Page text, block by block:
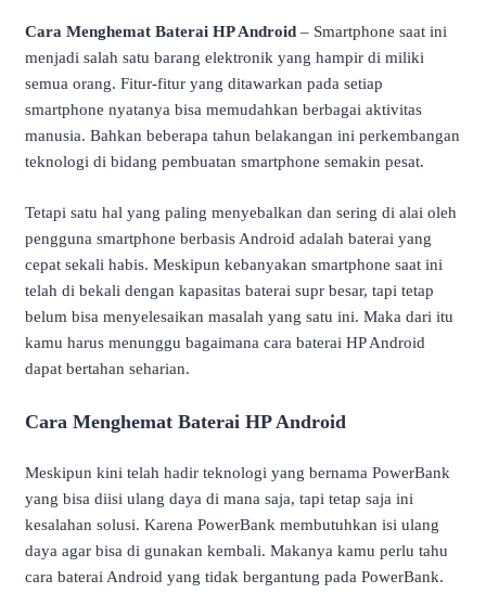
Cara Menghemat Baterai HP Android – Smartphone saat ini
menjadi salah satu barang elektronik yang hampir di miliki
semua orang. Fitur-fitur yang ditawarkan pada setiap
smartphone nyatanya bisa memudahkan berbagai aktivitas
manusia. Bahkan beberapa tahun belakangan ini perkembangan
teknologi di bidang pembuatan smartphone semakin pesat.
Tetapi satu hal yang paling menyebalkan dan sering di alai oleh
pengguna smartphone berbasis Android adalah baterai yang
cepat sekali habis. Meskipun kebanyakan smartphone saat ini
telah di bekali dengan kapasitas baterai supr besar, tapi tetap
belum bisa menyelesaikan masalah yang satu ini. Maka dari itu
kamu harus menunggu bagaimana cara baterai HP Android
dapat bertahan seharian.
Cara Menghemat Baterai HP Android
Meskipun kini telah hadir teknologi yang bernama PowerBank
yang bisa diisi ulang daya di mana saja, tapi tetap saja ini
kesalahan solusi. Karena PowerBank membutuhkan isi ulang
daya agar bisa di gunakan kembali. Makanya kamu perlu tahu
cara baterai Android yang tidak bergantung pada PowerBank.